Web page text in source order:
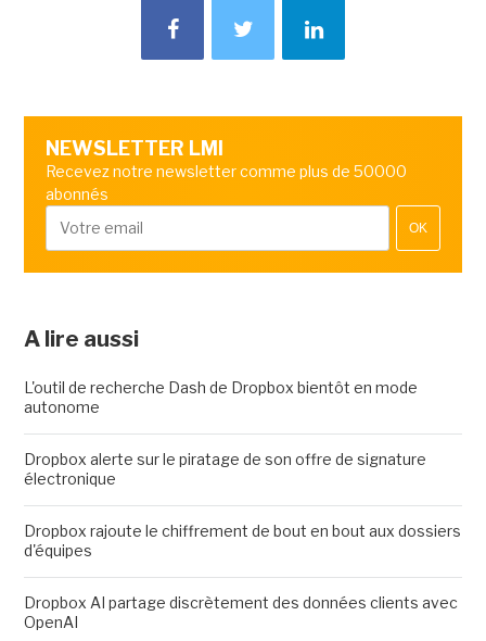
NEWSLETTER LMI
Recevez notre newsletter comme plus de 50000
abonnés
OK
A lire aussi
L'outil de recherche Dash de Dropbox bientôt en mode
autonome
Dropbox alerte sur le piratage de son offre de signature
électronique
Dropbox rajoute le chiffrement de bout en bout aux dossiers
d'équipes
Dropbox AI partage discrètement des données clients avec
OpenAI